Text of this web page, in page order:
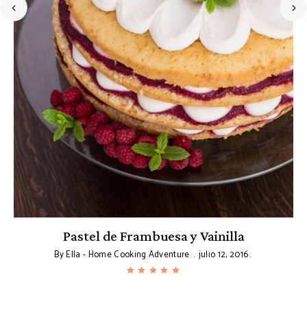
Pastel de Frambuesa y Vainilla
ByElla - Home Cooking Adventure julio 12, 2016